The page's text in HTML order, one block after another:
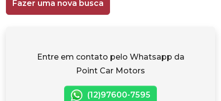
Fazer uma nova busca
Entre em contato pelo Whatsapp da
Point Car Motors
(12)97600-7595